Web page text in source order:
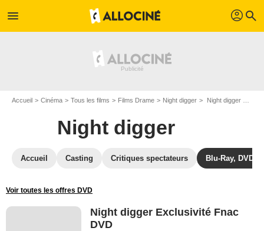
menu profil search
Accueil Cinéma Tous les films Films Drame Night digger Night digger Exclusivité Fnac DVD
Night digger
Accueil Casting Critiques spectateurs Blu-Ray, DVD
Voir toutes les offres DVD
Night digger Exclusivité Fnac
DVD